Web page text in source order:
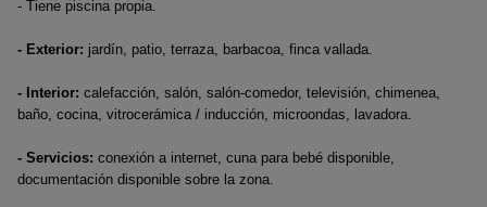
- Tiene piscina propia.
- Exterior: jardín, patio, terraza, barbacoa, finca vallada.
- Interior: calefacción, salón, salón-comedor, televisión, chimenea,
baño, cocina, vitrocerámica / inducción, microondas, lavadora.
- Servicios: conexión a internet, cuna para bebé disponible,
documentación disponible sobre la zona.